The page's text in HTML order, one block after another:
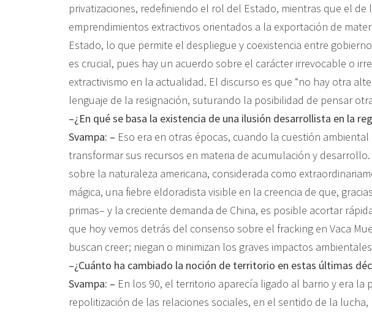
privatizaciones, redefiniendo el rol del Estado, mientras que el
emprendimientos extractivos orientados a la exportación de
Estado, lo que permite el despliegue y coexistencia entre
es crucial, pues hay un acuerdo sobre el carácter irrevocable o
extractivismo en la actualidad. El discurso es que “no hay otra
lenguaje de la resignación, suturando la posibilidad de pensar
–¿En qué se basa la existencia de una ilusión desarrollista en la
Svampa: – Eso era en otras épocas, cuando la cuestión
transformar sus recursos en materia de acumulación y
sobre la naturaleza americana, considerada como
mágica, una fiebre eldoradista visible en la creencia de que,
primas– y la creciente demanda de China, es posible acortar
que hoy vemos detrás del consenso sobre el fracking en Vaca
buscan creer; niegan o minimizan los graves impactos
–¿Cuánto ha cambiado la noción de territorio en estas últimas
Svampa: – En los 90, el territorio aparecía ligado al barrio y era
repolitización de las relaciones sociales, en el sentido de la